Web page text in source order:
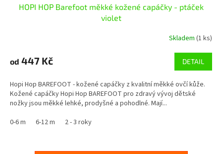
HOPI HOP Barefoot měkké kožené capáčky - ptáček
violet
Skladem (1 ks)
od 447 Kč DETAIL
Hopi Hop BAREFOOT - kožené capáčky z kvalitní měkké ovčí kůže.
Kožené capáčky Hopi Hop BAREFOOT pro zdravý vývoj dětské
nožky jsou měkké lehké, prodyšné a pohodlné. Mají...
0-6 m
6-12 m 2 - 3 roky